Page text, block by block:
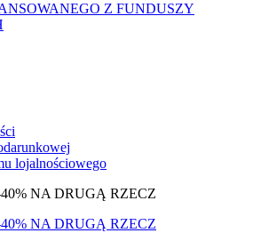
Z FUNDUSZY
lojalnościowego
NA DRUGĄ RZECZ
NA DRUGĄ RZECZ